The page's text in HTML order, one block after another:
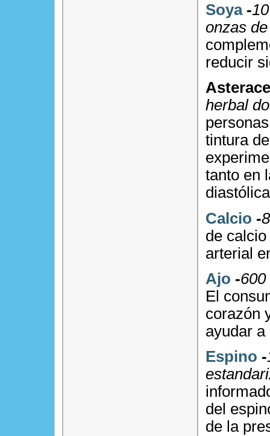
Soya-
onzas
reducir
herbal
tintura
tanto en
Calcio -
de
arterial
Ajo -
El
corazón
ayudar
Espino -
del
de la